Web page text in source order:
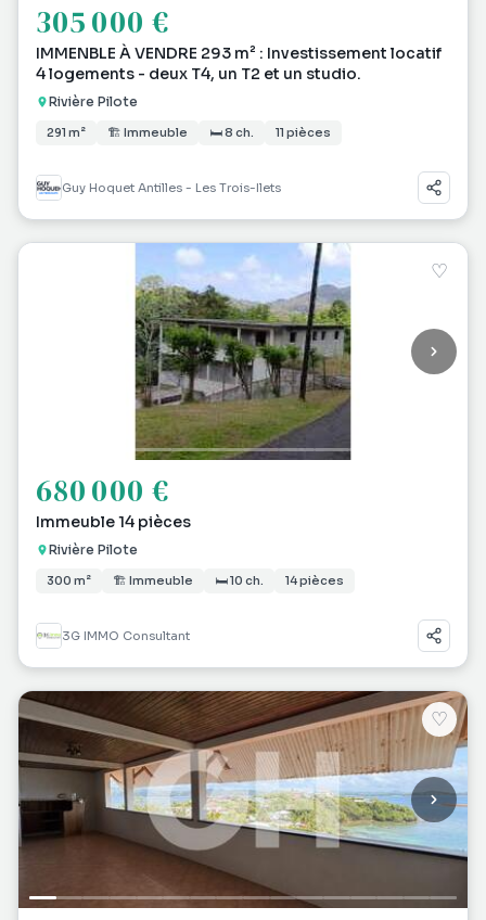
305 000 €
IMMENBLE À VENDRE 293 m² : Investissement locatif
4 logements - deux T4, un T2 et un studio.
Rivière Pilote
291 m² 🏗 Immeuble 🛏 8 ch. 11 pièces
Guy Hoquet Antilles - Les Trois-Ilets
♡
680 000 €
Immeuble 14 pièces
Rivière Pilote
300 m² 🏗 Immeuble 🛏 10 ch. 14 pièces
3G IMMO Consultant
♡